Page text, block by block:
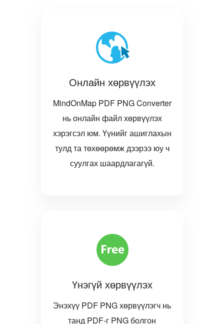
Онлайн хөрвүүлэх
MindOnMap PDF PNG Converter
нь онлайн файл хөрвүүлэх
хэрэгсэл юм. Үүнийг ашиглахын
тулд та төхөөрөмж дээрээ юу ч
суулгах шаардлагагүй.
Үнэгүй хөрвүүлэх
Энэхүү PDF PNG хөрвүүлэгч нь
танд PDF-г PNG болгон